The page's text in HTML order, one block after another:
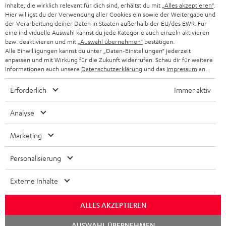
KOPFHÖRER
BLUETOOTH-KOPFHÖRER
STEREOANLAGEN
PARTNERPROGRAMM
BLOG
NEWSLETTER
STORES
DEINE VORTEILE BEI TEUFEL
TEUFEL STORY
UNSER MANAGEMENT
NACHHALTIGKEIT
UNSERE WERTE
GESCHENKGUTSCHEIN
NIEDERLANDE
BELGIEN
FRANKREICH
SPANIEN
ITALIEN
USA
Fotos abgebildete Zubehör ist nicht im Lieferumfang enthalten. Etwaige
Entsorgungsgebühren für Batterien sind im Preis inbegriffen.
©2026 Lautsprecher Teufel GmbH - All rights reserved.
Inhalte, die wirklich relevant für dich sind, erhältst du mit „Alles akzeptieren“.
Hier willigst du der Verwendung aller Cookies ein sowie der Weitergabe und
der Verarbeitung deiner Daten in Staaten außerhalb der EU/des EWR. Für
eine individuelle Auswahl kannst du jede Kategorie auch einzeln aktivieren
bzw. deaktivieren und mit „Auswahl übernehmen“ bestätigen.
Alle Einwilligungen kannst du unter „Daten-Einstellungen“ jederzeit
anpassen und mit Wirkung für die Zukunft widerrufen. Schau dir für weitere
Informationen auch unsere Datenschutzerklärung und das Impressum an.
Erforderlich Immer aktiv
Analyse
Marketing
Personalisierung
Externe Inhalte
ALLES AKZEPTIEREN